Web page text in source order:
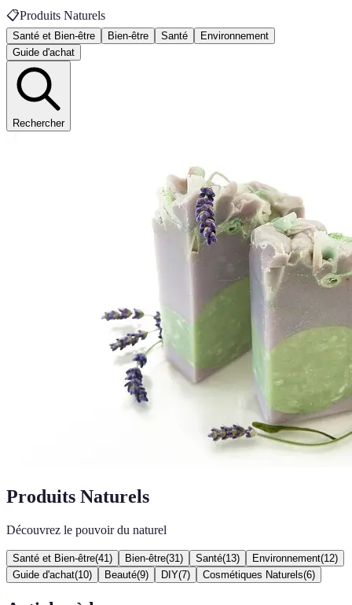
📋Produits Naturels
Santé et Bien-être Bien-être Santé
Environnement
Guide d'achat
Rechercher
Produits Naturels
Découvrez le pouvoir du naturel
Santé et Bien-être(41 ) Bien-être(31 ) Santé(13) Environnement(12)
Guide d'achat(10) Beauté(9) DIY(7) Cosmétiques Naturels(6)